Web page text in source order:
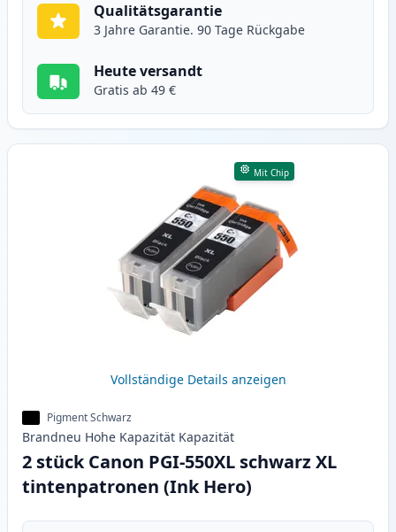
Qualitätsgarantie
3 Jahre Garantie. 90 Tage Rückgabe
Heute versandt
Gratis ab 49 €
Mit Chip
Vollständige Details anzeigen
Pigment Schwarz
Brandneu Hohe Kapazität Kapazität
2 stück Canon PGI-550XL schwarz XL
tintenpatronen (Ink Hero)